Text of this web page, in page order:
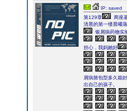
IP: saved
第129章
两座
清晨的第一缕晨曦
银屑病药物实
担心，我妈她好
屑病脓包型多久能好
出自己的孩子。